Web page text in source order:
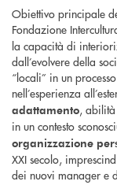
Obiettivo principale
Fondazione
la capacità di
dall’evolvere della
“locali” in un
nell’esperienza
adattamento,
in un contesto
organizzazione
XXI secolo,
dei nuovi manager e